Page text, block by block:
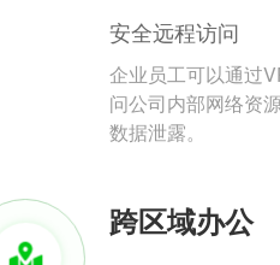
安全远程访问
企业员工可以通过
问公司内部网络资
数据泄露。
跨区域办公